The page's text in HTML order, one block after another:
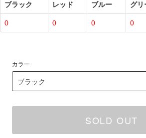
ブラック レッド ブルー グリ
0 0 0 0
カラー
SOLD OUT